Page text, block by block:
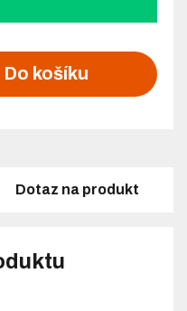
Do košíku
Dotaz na produkt